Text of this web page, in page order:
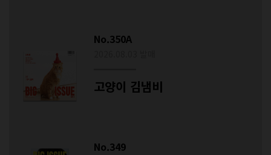
No.350A
고양이 김냄비
No.349